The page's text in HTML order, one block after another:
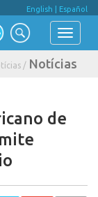
English Español
/ Notícias
de